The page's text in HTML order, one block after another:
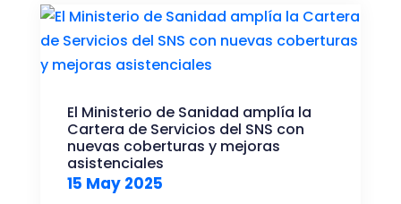
El Ministerio de Sanidad amplía la
Cartera de Servicios del SNS con
nuevas coberturas y mejoras
asistenciales
15 May 2025